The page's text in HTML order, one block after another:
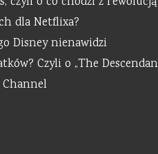
dla Netflixa?
Disney nienawidzi
Czyli o „The